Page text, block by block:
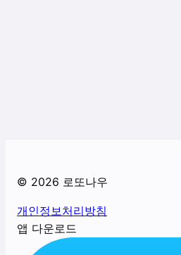
© 2026 로또나우
개인정보처리방침
앱 다운로드